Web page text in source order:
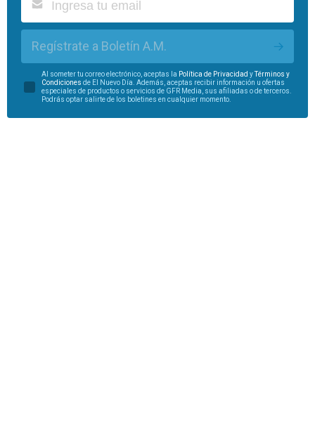
Regístrate a Boletín A.M.
Al someter tu correo electrónico, aceptas la Política de Privacidad yTérminos y
Condiciones de El Nuevo Día. Además, aceptas recibir información u ofertas
especiales de productos o servicios de GFR Media, sus afiliadas o de terceros.
Podrás optar salirte de los boletines en cualquier momento.